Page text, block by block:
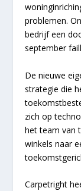
problemen.
bedrijf een
september
De nieuwe
strategie die
zich op
het team van
winkels naar
Carpetright